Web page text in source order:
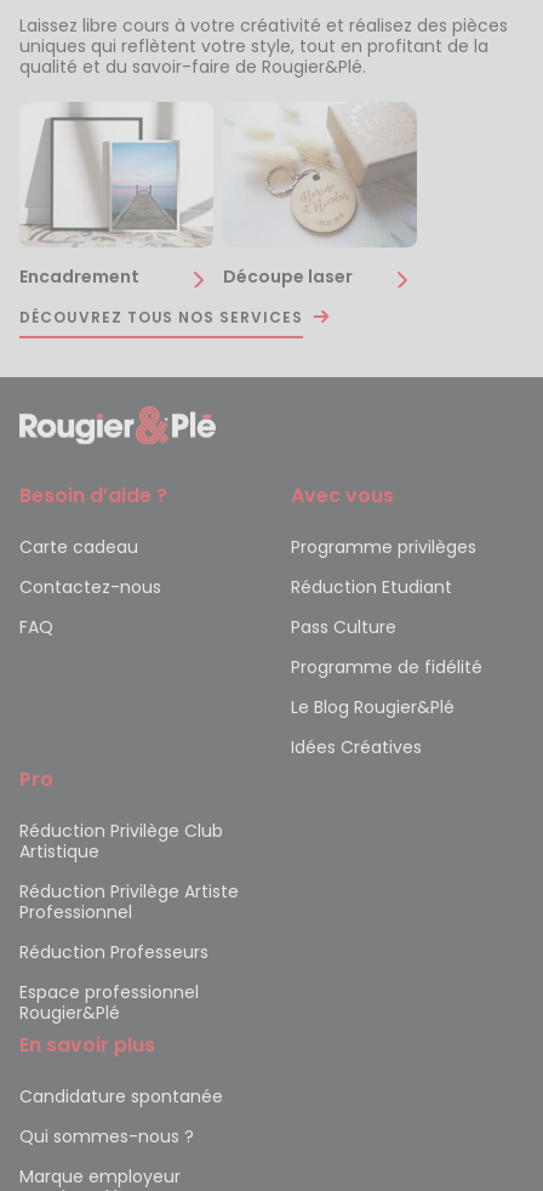
Laissez libre cours à votre créativité et réalisez des pièces
uniques qui reflètent votre style, tout en profitant de la
qualité et du savoir-faire de Rougier&Plé.
Encadrement Découpe laser
DÉCOUVREZ TOUS NOS SERVICES
Besoin d’aide ?
Carte cadeau
Contactez-nous
FAQ
Avec vous
Programme privilèges
Réduction Etudiant
Pass Culture
Programme de fidélité
Le Blog Rougier&Plé
Idées Créatives
Pro
Réduction Privilège Club
Artistique
Réduction Privilège Artiste
Professionnel
Réduction Professeurs
Espace professionnel
Rougier&Plé
En savoir plus
Candidature spontanée
Qui sommes-nous ?
Marque employeur